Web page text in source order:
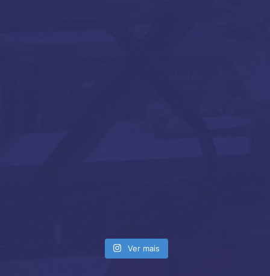
Ver mais